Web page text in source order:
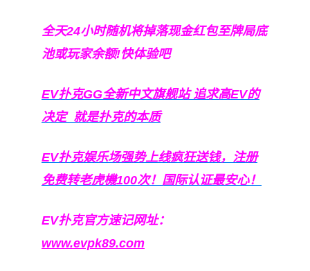
全天24小时随机将掉落现金红包至牌局底
池或玩家余额!快体验吧
EV扑克GG全新中文旗舰站追求高EV的
决定 就是扑克的本质
EV扑克娱乐场强势上线疯狂送钱，注册
免费转老虎機100次！国际认证最安心！
EV扑克官方速记网址：
www.evpk89.com